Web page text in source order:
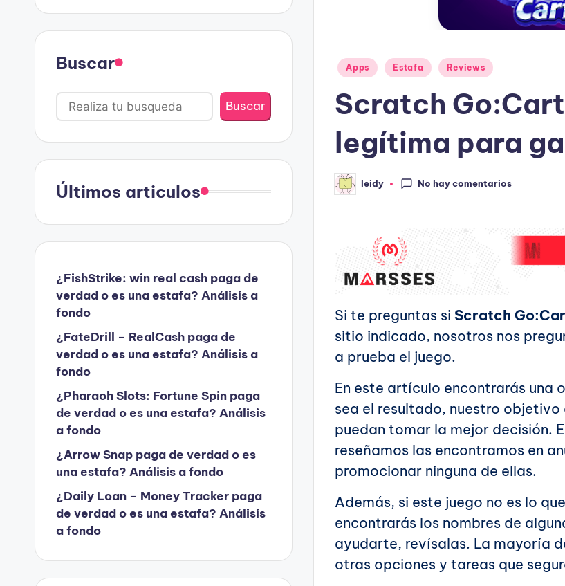
Publicado
Apps Estafa Reviews
Scratch
legítima para
Publicado
por
leidy No hay comentarios
Si te preguntas siScratch
sitio indicado, nosotros nos
a prueba el juego.
En este artículo encontrarás una
sea el resultado, nuestro
puedan tomar la mejor decisión.
reseñamos las encontramos en
promocionar ninguna de ellas.
Además, si este juego no es lo
encontrarás los nombres de
ayudarte, revísalas. La mayoría
otras opciones y tareas que
Buscar
Buscar
Últimos articulos
¿FishStrike: win real cash paga de
verdad o es una estafa? Análisis a
fondo
¿FateDrill – RealCash paga de
verdad o es una estafa? Análisis a
fondo
¿Pharaoh Slots: Fortune Spin paga
de verdad o es una estafa? Análisis
a fondo
¿Arrow Snap paga de verdad o es
una estafa? Análisis a fondo
¿Daily Loan – Money Tracker paga
de verdad o es una estafa? Análisis
a fondo